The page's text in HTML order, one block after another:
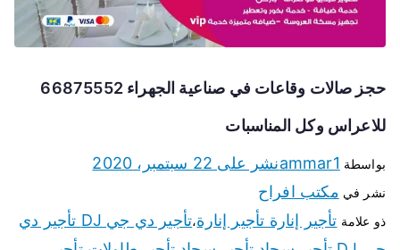
حجز صالات وقاعات في صناعية الجهراء 66875552
للاعراس وكل المناسبات
بواسطة ammar1نشر على 22 سبتمبر، 2020
نشر في مكتب افراح
ذو علامة تأجير إنارة تأجير إنارة،
تأجير دي جي DJ تأجير دي